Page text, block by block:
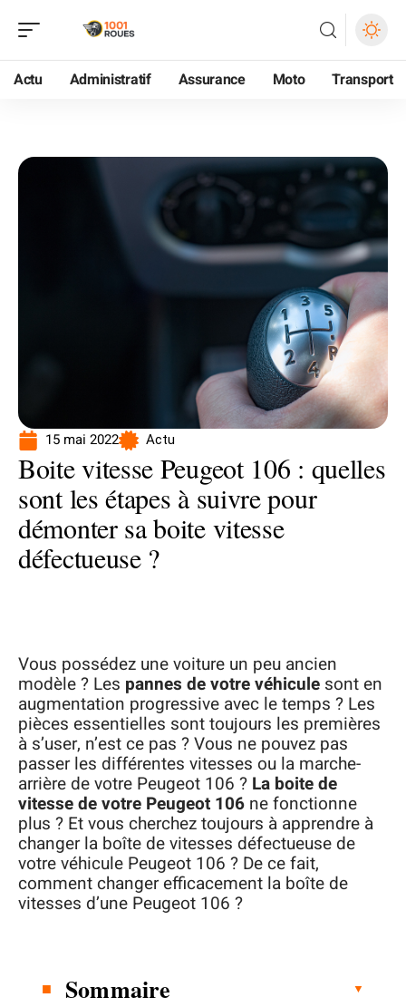
Actu Administratif Assurance Moto Transport
15 mai 2022 Actu
Boite vitesse Peugeot 106 : quelles
sont les étapes à suivre pour
démonter sa boite vitesse
défectueuse ?
Vous possédez une voiture un peu ancien
modèle ? Les pannes de votre véhicule sont en
augmentation progressive avec le temps ? Les
pièces essentielles sont toujours les premières
à s’user, n’est ce pas ? Vous ne pouvez pas
passer les différentes vitesses ou la marche-
arrière de votre Peugeot 106 ? La boite de
vitesse de votre Peugeot 106 ne fonctionne
plus ? Et vous cherchez toujours à apprendre à
changer la boîte de vitesses défectueuse de
votre véhicule Peugeot 106 ? De ce fait,
comment changer efficacement la boîte de
vitesses d’une Peugeot 106 ?
Sommaire